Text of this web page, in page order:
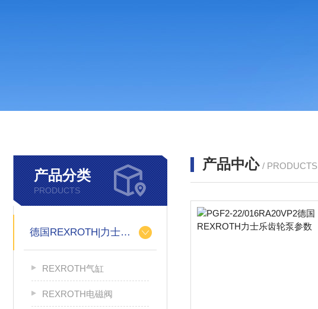
产品分类
PRODUCTS
德国REXROTH|力士乐电磁阀
REXROTH气缸
REXROTH电磁阀
产品中心 / PRODUCTS